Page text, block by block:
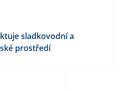
sladkovodní a
prostředí